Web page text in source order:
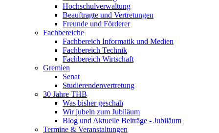
Hochschulverwaltung
Beauftragte und Vertretungen
Freunde und Förderer
Fachbereiche
Fachbereich Informatik und Medien
Fachbereich Technik
Fachbereich Wirtschaft
Gremien
Senat
Studierendenvertretung
30 Jahre THB
Was bisher geschah
Wir jubeln zum Jubiläum
Blog und Aktuelle Beiträge - Jubiläum
Termine & Veranstaltungen